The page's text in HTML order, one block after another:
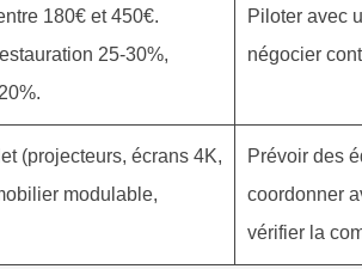
180€ et 450€.
25-30%,
Piloter avec
négocier
(projecteurs, écrans 4K,
modulable,
Prévoir des
coordonner
vérifier la